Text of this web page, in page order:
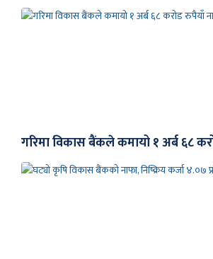
गरिमा विकास बैंकले कमायो १ अर्ब ६८